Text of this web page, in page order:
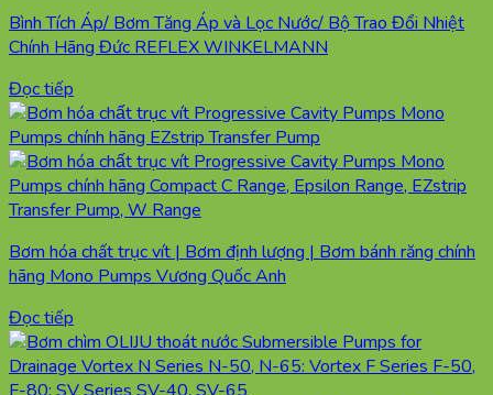
Bình Tích Áp/ Bơm Tăng Áp và Lọc Nước/ Bộ Trao Đổi Nhiệt
Chính Hãng Đức REFLEX WINKELMANN
Đọc tiếp
Bơm hóa chất trục vít | Bơm định lượng | Bơm bánh răng chính
hãng Mono Pumps Vương Quốc Anh
Đọc tiếp